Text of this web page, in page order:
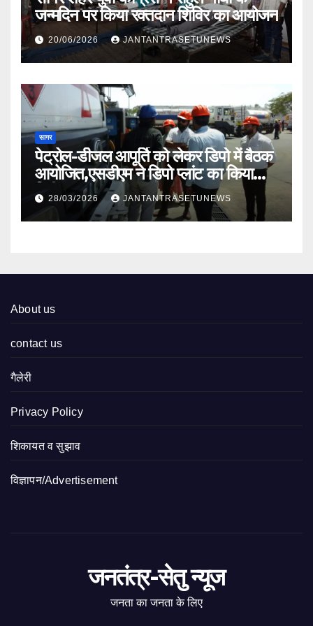
जन्मदिन पर किया रक्तदान शिविर का आयोजन
20/06/2026 JANTANTRASETUNEWS
सागर
पेट्रोल-डीजल आपूर्ति को लेकर डिपो में बैठक
आयोजित,एसडीएम ने डिपो प्लांट का किया
निरीक्षण
28/03/2026 JANTANTRASETUNEWS
About us
contact us
गैलेरी
Privacy Policy
शिकायत व सुझाव
विज्ञापन/Advertisement
जनतंत्र-सेतु न्यूज
जनता का जनता के लिए